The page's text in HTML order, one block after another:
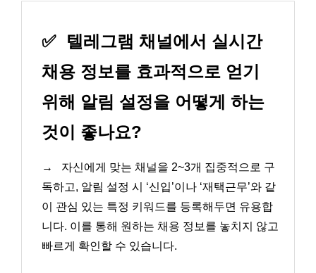
✅
텔레그램 채널에서 실시간
채용 정보를 효과적으로 얻기
위해 알림 설정을 어떻게 하는
것이 좋나요?
→
자신에게 맞는 채널을 2~3개 집중적으로 구
독하고, 알림 설정 시 ‘신입’이나 ‘재택근무’와 같
이 관심 있는 특정 키워드를 등록해두면 유용합
니다. 이를 통해 원하는 채용 정보를 놓치지 않고
빠르게 확인할 수 있습니다.